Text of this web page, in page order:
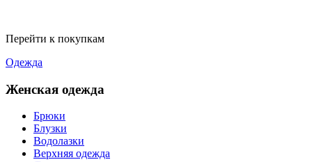
Перейти к покупкам
Одежда
Женская одежда
Брюки
Блузки
Водолазки
Верхняя одежда